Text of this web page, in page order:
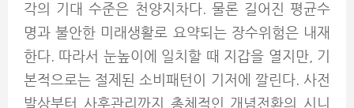
각의 기대 수준은 천양지차다. 물론 길어진 평균수
명과 불안한 미래생활로 요약되는 장수위험은 내재
한다. 따라서 눈높이에 일치할 때 지갑을 열지만, 기
본적으로는 절제된 소비패턴이 기저에 깔린다. 사전
발상부터 사후관리까지 총체적인 개념전환의 시니